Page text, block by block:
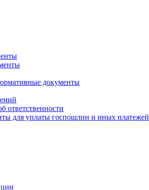
документы
ответственности
для уплаты госпошлин и иных платежей